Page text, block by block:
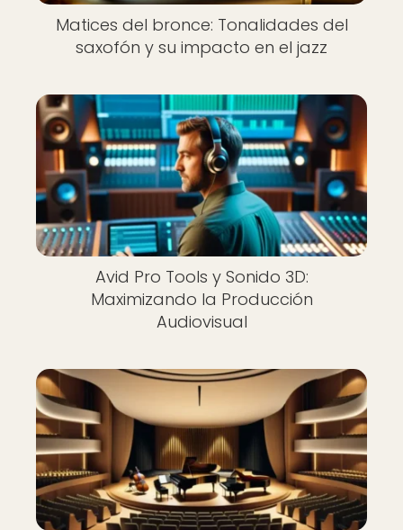
Matices del bronce: Tonalidades del
saxofón y su impacto en el jazz
Avid Pro Tools y Sonido 3D:
Maximizando la Producción
Audiovisual